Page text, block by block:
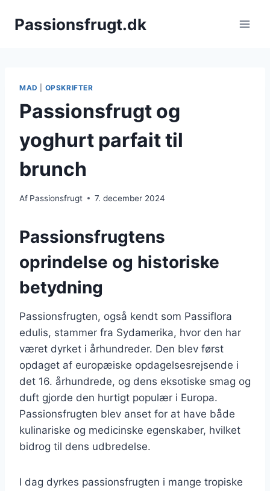
Passionsfrugt.dk
MAD OPSKRIFTER
Passionsfrugt og
yoghurt parfait til
brunch
Af Passionsfrugt 7. december 2024
Passionsfrugtens
oprindelse og historiske
betydning
Passionsfrugten, også kendt som Passiflora
edulis, stammer fra Sydamerika, hvor den har
været dyrket i århundreder. Den blev først
opdaget af europæiske opdagelsesrejsende i
det 16. århundrede, og dens eksotiske smag og
duft gjorde den hurtigt populær i Europa.
Passionsfrugten blev anset for at have både
kulinariske og medicinske egenskaber, hvilket
bidrog til dens udbredelse.
I dag dyrkes passionsfrugten i mange tropiske